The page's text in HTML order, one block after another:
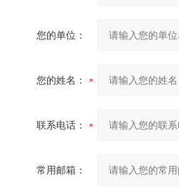
您的单位：
您的姓名：
联系电话：
常用邮箱：